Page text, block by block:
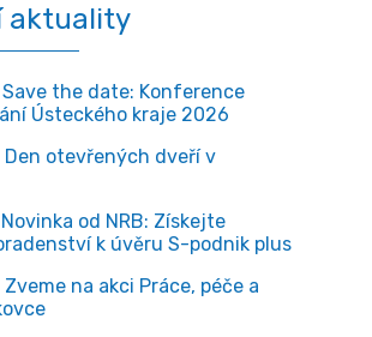
aktuality
the date: Konference
Ústeckého kraje 2026
Den otevřených dveří v
od NRB: Získejte
k úvěru S-podnik plus
na akci Práce, péče a